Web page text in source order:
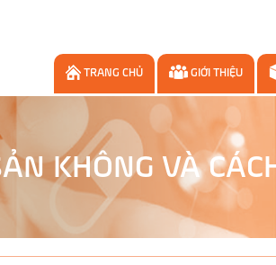
TRANG CHỦ GIỚI THIỆU
KHÔNG VÀ